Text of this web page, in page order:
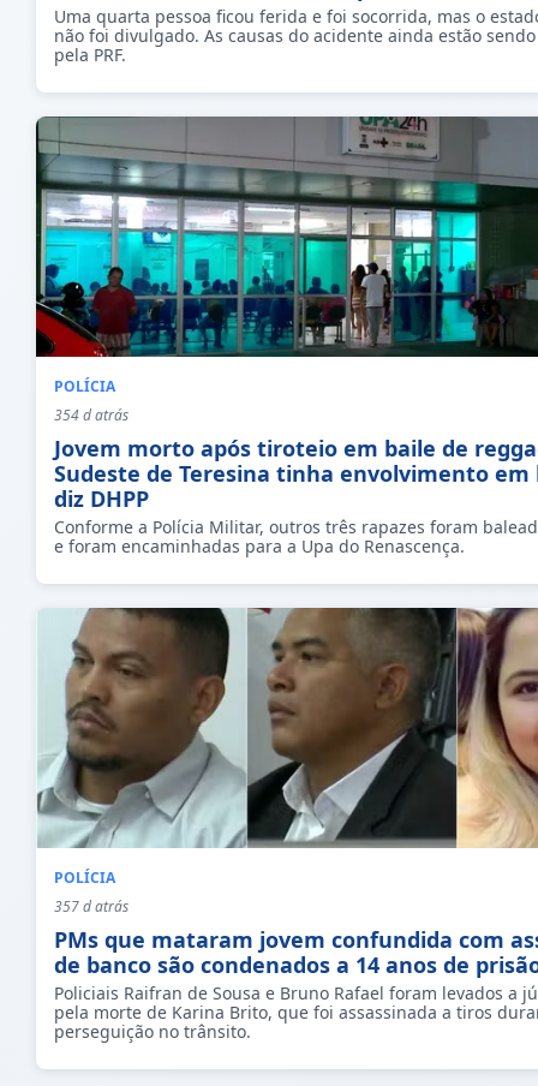
Uma quarta pessoa ficou ferida e foi socorrida, mas o
não foi divulgado. As causas do acidente ainda estão
pela PRF.
POLÍCIA
354 d atrás
Jovem morto após tiroteio em baile de
Sudeste de Teresina tinha envolvimento em
diz DHPP
Conforme a Polícia Militar, outros três rapazes foram
e foram encaminhadas para a Upa do Renascença.
POLÍCIA
357 d atrás
PMs que mataram jovem confundida com
de banco são condenados a 14 anos de
Policiais Raifran de Sousa e Bruno Rafael foram levados a
pela morte de Karina Brito, que foi assassinada a tiros
perseguição no trânsito.